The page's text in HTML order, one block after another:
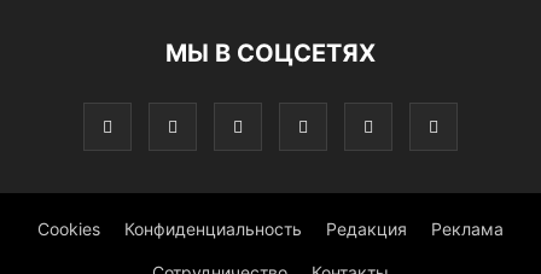
МЫ В СОЦСЕТЯХ
Cookies Конфиденциальность Редакция Реклама